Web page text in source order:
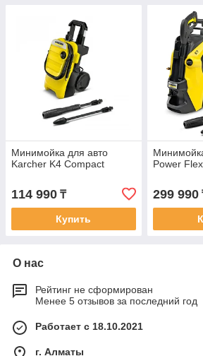
Минимойка для авто
Karcher K4 Compact
114 990 ₸
Купить
Power Flex
299 990
О нас
Рейтинг не сформирован
Менее 5 отзывов за последний год
Работает с 18.10.2021
г. Алматы